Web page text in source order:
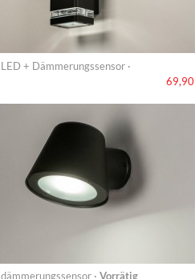
LED + Dämmerungssensor ·
69,90
dämmerungssensor · Vorrätig